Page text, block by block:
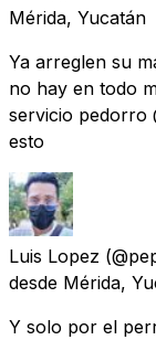
Mérida, Yucatán
Ya arreglen su
no hay en todo
servicio pedorro
esto
Luis Lopez
desde Mérida,
Y solo por el